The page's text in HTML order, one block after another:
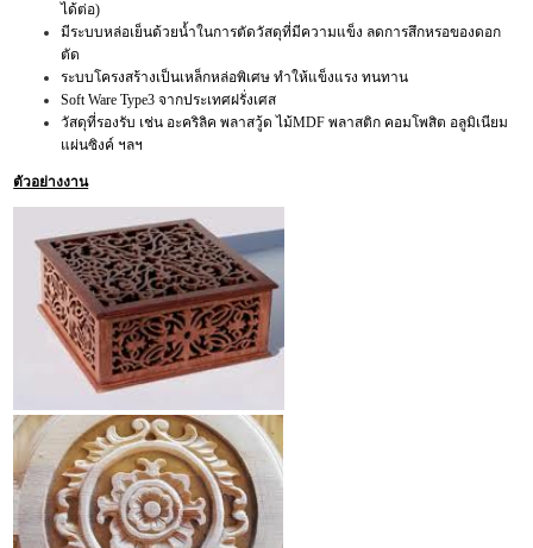
ได้ต่อ)
มีระบบหล่อเย็นด้วยน้ำในการตัดวัสดุที่มีความแข็ง ลดการสึกหรอของดอก
ตัด
ระบบโครงสร้างเป็นเหล็กหล่อพิเศษ ทำให้แข็งแรง ทนทาน
Soft Ware Type3 จากประเทศฝรั่งเศส
วัสดุที่รองรับ เช่น อะคริลิค พลาสวู้ด ไม้MDF พลาสติก คอมโพสิต อลูมิเนียม
แผ่นซิงค์ ฯลฯ
ตัวอย่างงาน